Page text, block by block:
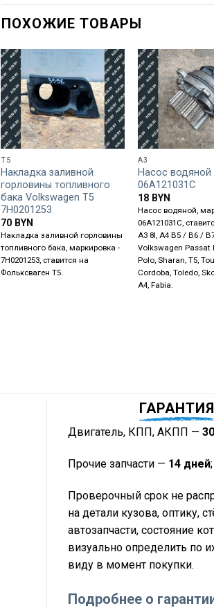
ПОХОЖИЕ ТОВАРЫ
T5
Накладка заливной
горловины топливного
бака Volkswagen T5
7H0201253
70 BYN
Накладка заливной горловины
топливного бака, маркировка -
7H0201253, ставится на
Фольксваген Т5.
A3
Насос водяной
06A121031C
18 BYN
Насос водяной,
06A121031C,
A3 8l, A4 B5 / B6 /
Volkswagen Passat
Polo, Sharan, T5,
Cordoba, Toledo,
A4, Fabia.
ГАРАНТИЯ
Двигатель, КПП, АКПП —
Прочие запчасти — 14 дней;
Проверочный срок не
на детали кузова, оптику,
автозапчасти, состояние
визуально определить по
виду в момент покупки.
Подробнее о